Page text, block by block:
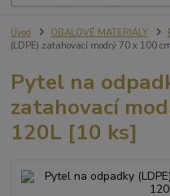
Úvod OBALOVÉ MATERIÁLY
(LDPE) zatahovací modrý 70 x 100
Pytel na
zatahovací
120L [10 ks]